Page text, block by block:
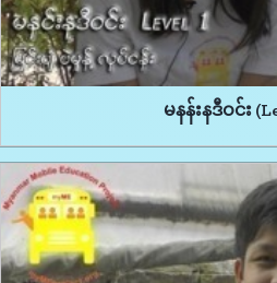
မနန်းနဒီဝင်း